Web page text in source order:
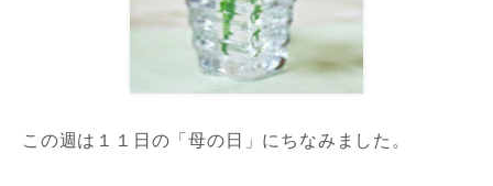
この週は１１日の「母の日」にちなみました。